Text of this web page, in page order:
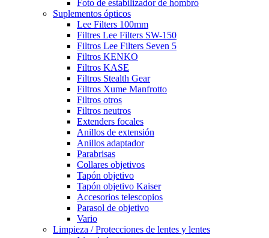
Foto de estabilizador de hombro
Suplementos ópticos
Lee Filters 100mm
Filtres Lee Filters SW-150
Filtros Lee Filters Seven 5
Filtros KENKO
Filtros KASE
Filtros Stealth Gear
Filtros Xume Manfrotto
Filtros otros
Filtros neutros
Extenders focales
Anillos de extensión
Anillos adaptador
Parabrisas
Collares objetivos
Tapón objetivo
Tapón objetivo Kaiser
Accesorios telescopios
Parasol de objetivo
Vario
Limpieza / Protecciones de lentes y lentes